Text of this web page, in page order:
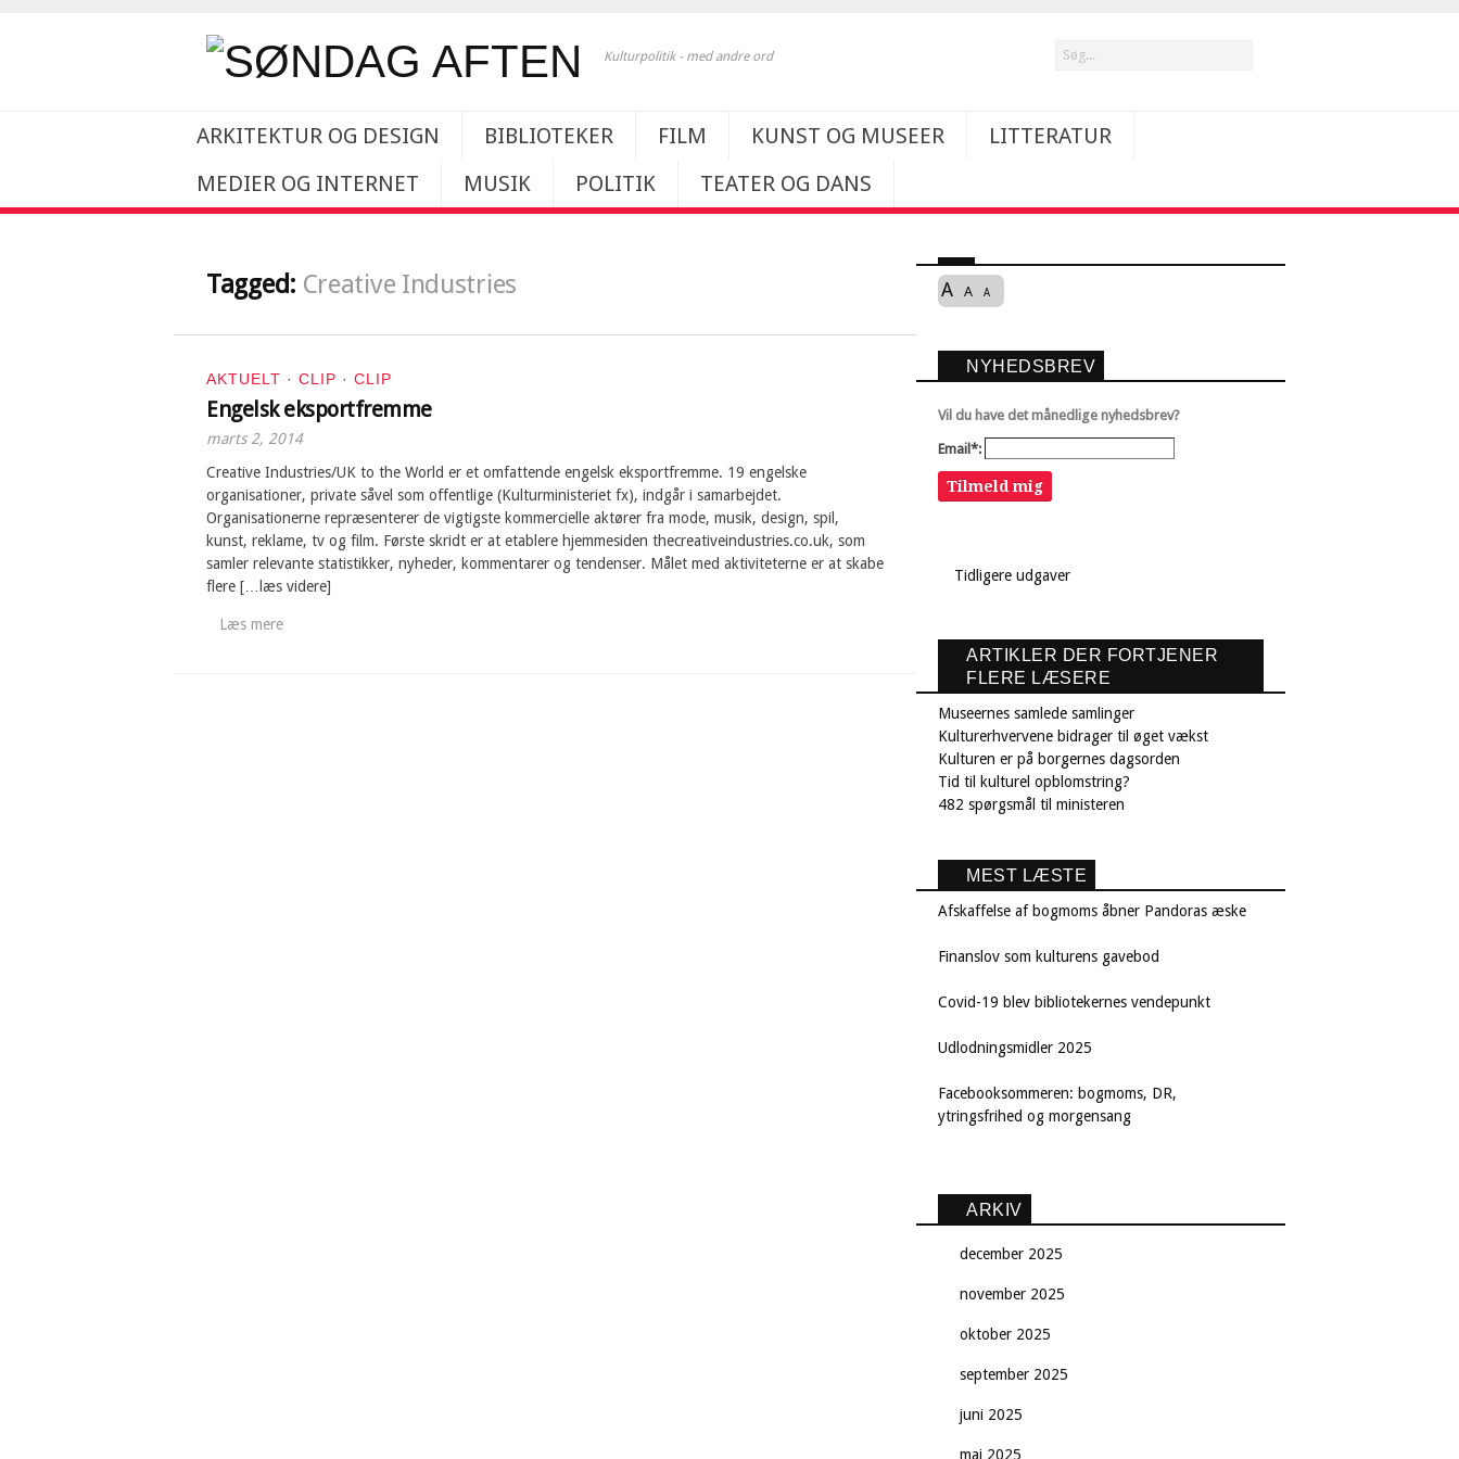
Kulturpolitik - med andre ord
ARKITEKTUR OG DESIGN BIBLIOTEKER FILM KUNST OG MUSEER
LITTERATUR
MEDIER OG INTERNET
MUSIK POLITIK TEATER OG DANS
Tagged: Creative Industries
AKTUELT · CLIP · CLIP
Engelsk eksportfremme
marts 2, 2014
Creative Industries/UK to the World er et omfattende engelsk eksportfremme. 19 engelske
organisationer, private såvel som offentlige (Kulturministeriet fx), indgår i samarbejdet.
Organisationerne repræsenterer de vigtigste kommercielle aktører fra mode, musik, design, spil,
kunst, reklame, tv og film. Første skridt er at etablere hjemmesiden thecreativeindustries.co.uk, som
samler relevante statistikker, nyheder, kommentarer og tendenser. Målet med aktiviteterne er at skabe
flere […læs videre]
Læs mere
A A A
NYHEDSBREV
Vil du have det månedlige nyhedsbrev?
Email*:
Tilmeld mig
Tidligere udgaver
ARTIKLER DER FORTJENER
FLERE LÆSERE
Museernes samlede samlinger
Kulturerhvervene bidrager til øget vækst
Kulturen er på borgernes dagsorden
Tid til kulturel opblomstring?
482 spørgsmål til ministeren
MEST LÆSTE
Afskaffelse af bogmoms åbner Pandoras æske
Finanslov som kulturens gavebod
Covid-19 blev bibliotekernes vendepunkt
Udlodningsmidler 2025
Facebooksommeren: bogmoms, DR,
ytringsfrihed og morgensang
ARKIV
december 2025
november 2025
oktober 2025
september 2025
juni 2025
maj 2025